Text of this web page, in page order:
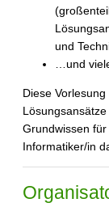
und
…und
Diese
Grundwissen
Informatiker/in